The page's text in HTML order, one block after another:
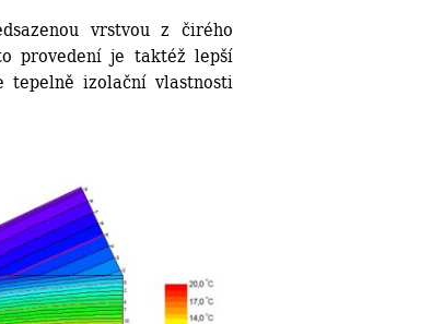
vrstvou z čirého
provedení je taktéž lepší
tepelně izolační vlastnosti